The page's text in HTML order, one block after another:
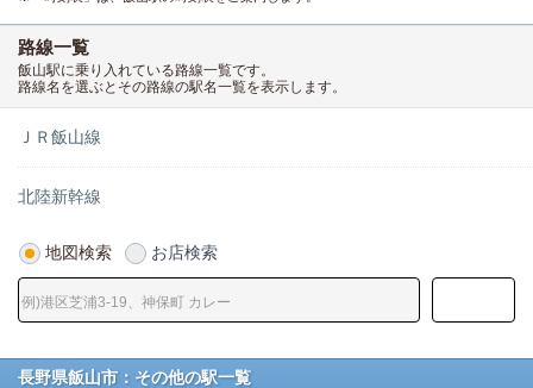
路線一覧
飯山駅に乗り入れている路線一覧です。
路線名を選ぶとその路線の駅名一覧を表示します。
ＪＲ飯山線
北陸新幹線
地図検索 お店検索
長野県飯山市：その他の駅一覧